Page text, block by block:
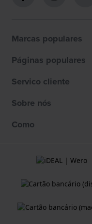
Marcas populares
Páginas populares
Servico cliente
Sobre nós
Como